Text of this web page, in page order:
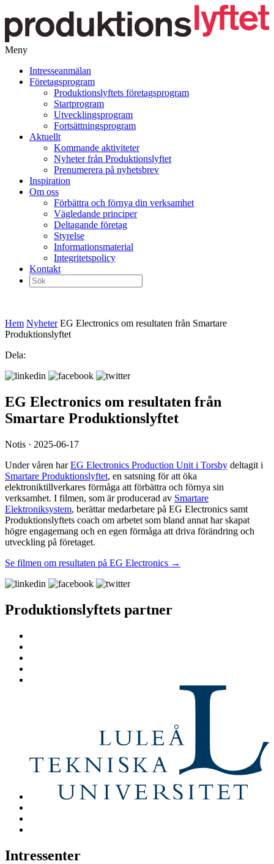
Meny
vidare
Intresseanmälan
Företagsprogram
Produktionslyftets företagsprogram
Startprogram
Utvecklingsprogram
Fortsättningsprogram
Aktuellt
Kommande aktiviteter
Nyheter från Produktionslyftet
Prenumerera på nyhetsbrev
Inspiration
Om oss
Förbättra och förnya din verksamhet
Vägledande principer
Deltagande företag
Styrelse
Informationsmaterial
Integritetspolicy
Kontakt
Sök
efter:
Hem Nyheter EG Electronics om resultaten från Smartare
Produktionslyftet
Dela:
EG Electronics om resultaten från
Smartare Produktionslyftet
Notis · 2025-06-17
Under våren harEG Electronics Production Unit i Torsby deltagit i
Smartare Produktionslyftet, en satsning för att öka
elektroniktillverkares förmåga att förbättra och förnya sin
verksamhet. I filmen, som är producerad av Smartare
Elektroniksystem, berättar medarbetare på EG Electronics samt
Produktionslyftets coach om arbetet som bland annat har skapat
högre engagemang och en egen förmåga att driva förändring och
utveckling på företaget.
Se filmen om resultaten på EG Electronics →
Produktionslyftets partner
Intressenter